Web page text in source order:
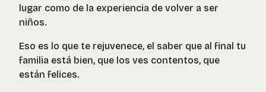
lugar como de la experiencia de volver a ser
niños.
Eso es lo que te rejuvenece, el saber que al final tu
familia está bien, que los ves contentos, que
están felices.